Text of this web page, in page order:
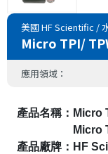
美國 HF Scientific /
Micro TPI/
應用領域：
產品名稱： Micro
Micro
產品廠牌： HF